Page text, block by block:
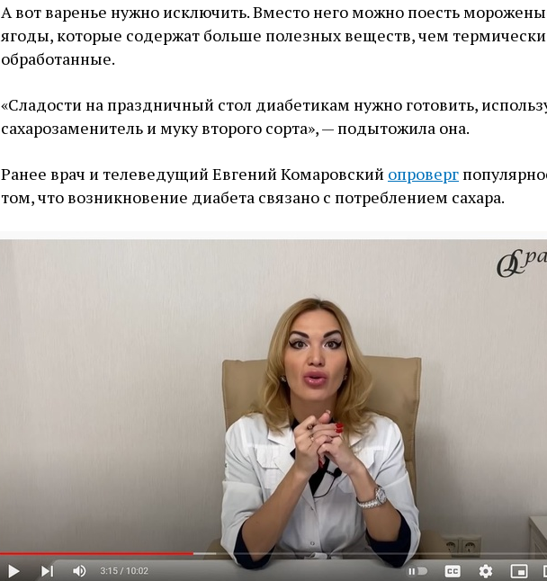
А вот варенье нужно исключить. Вместо него можно поесть
ягоды, которые содержат больше полезных веществ, чем термически
обработанные.
«Сладости на праздничный стол диабетикам нужно готовить,
сахарозаменитель и муку второго сорта», — подытожила она.
Ранее врач и телеведущий Евгений Комаровский опроверг
том, что возникновение диабета связано с потреблением сахара.